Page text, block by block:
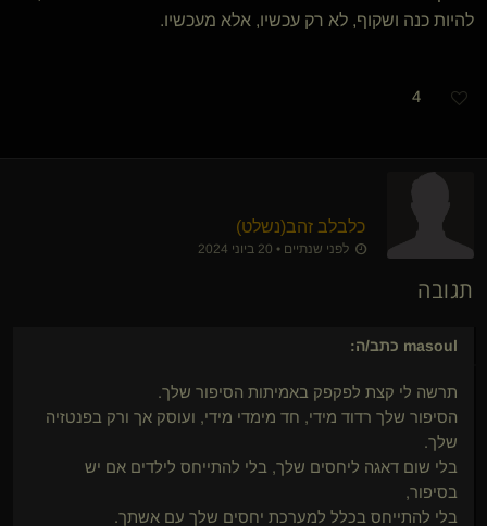
להיות כנה ושקוף, לא רק עכשיו, אלא מעכשיו.
4
כלבלב זהב​(נשלט)
לפני שנתיים • 20 ביוני 2024
תגובה
masoul כתב/ה:
תרשה לי קצת לפקפק באמיתות הסיפור שלך.
הסיפור שלך רדוד מידי, חד מימדי מידי, ועוסק אך ורק בפנטזיה
שלך.
בלי שום דאגה ליחסים שלך, בלי להתייחס לילדים אם יש
בסיפור,
בלי להתייחס בכלל למערכת יחסים שלך עם אשתך.